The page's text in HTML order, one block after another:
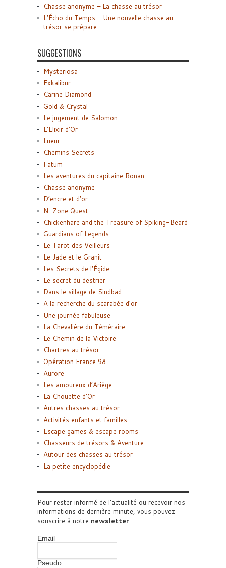
Chasse anonyme – La chasse au trésor
L’Écho du Temps – Une nouvelle chasse au
trésor se prépare
SUGGESTIONS
Mysteriosa
Exkalibur
Carine Diamond
Gold & Crystal
Le jugement de Salomon
L’Elixir d’Or
Lueur
Chemins Secrets
Fatum
Les aventures du capitaine Ronan
Chasse anonyme
D’encre et d’or
N-Zone Quest
Chickenhare and the Treasure of Spiking-Beard
Guardians of Legends
Le Tarot des Veilleurs
Le Jade et le Granit
Les Secrets de l’Égide
Le secret du destrier
Dans le sillage de Sindbad
A la recherche du scarabée d’or
Une journée fabuleuse
La Chevalière du Téméraire
Le Chemin de la Victoire
Chartres au trésor
Opération France 98
Aurore
Les amoureux d’Ariège
La Chouette d’Or
Autres chasses au trésor
Activités enfants et familles
Escape games & escape rooms
Chasseurs de trésors & Aventure
Autour des chasses au trésor
La petite encyclopédie
Pour rester informé de l'actualité ou recevoir nos
informations de dernière minute, vous pouvez
souscrire à notre newsletter
Email
Pseudo